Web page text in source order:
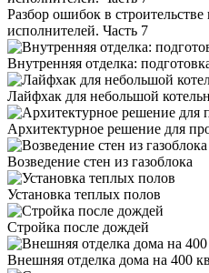
Разбор ошибок в
исполнителей. Часть 7
Внутренняя отделка:
Лайфхак для небольшой
Архитектурное решение для
Возведение стен из газоблока
Установка теплых полов
Стройка после дождей
Внешняя отделка дома на 400